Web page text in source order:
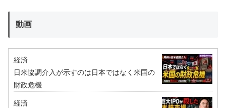
動画
経済
日米協調介入が示すのは日本ではなく米国の
財政危機
経済